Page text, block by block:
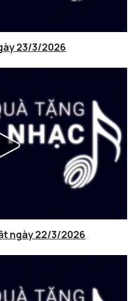
23/3/2026
ngày 22/3/2026